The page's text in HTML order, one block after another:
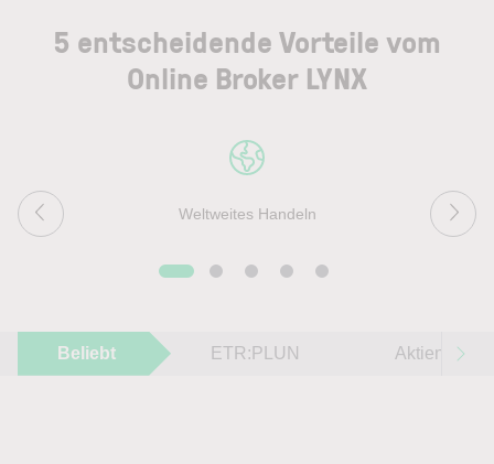
5 entscheidende Vorteile vom
Online Broker LYNX
Weltweites Handeln
Beliebt ETR:PLUN Aktien im